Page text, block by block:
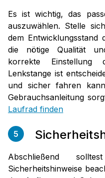
Es ist wichtig, das
auszuwählen. Stelle
dem Entwicklungsstand
die nötige Qualität
korrekte
Lenkstange ist
und sicher fahren
Gebrauchsanleitung
Laufrad finden
5
Abschließend
Sicherheitshinweise